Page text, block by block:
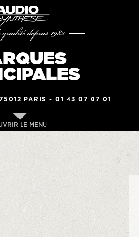
depuis 1983
75012 PARIS -01 43 07 07 01
LE MENU